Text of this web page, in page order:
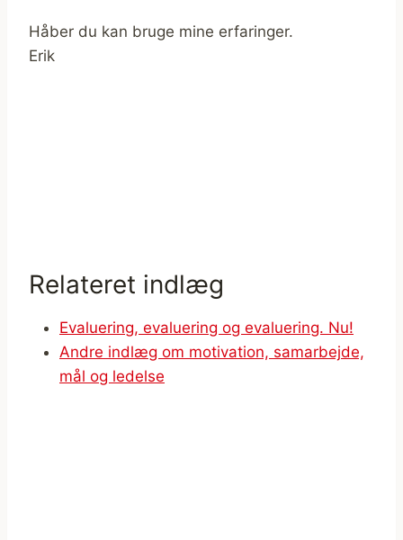
Håber du kan bruge mine erfaringer.
Erik
Relateret indlæg
Evaluering, evaluering og evaluering. Nu!
Andre indlæg om motivation, samarbejde,
mål og ledelse